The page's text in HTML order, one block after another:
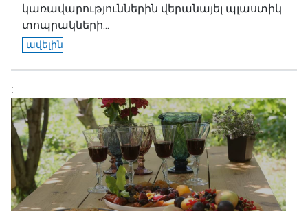
կառավարություններին վերանայել պլաստիկ
տոպրակների...
ավելին